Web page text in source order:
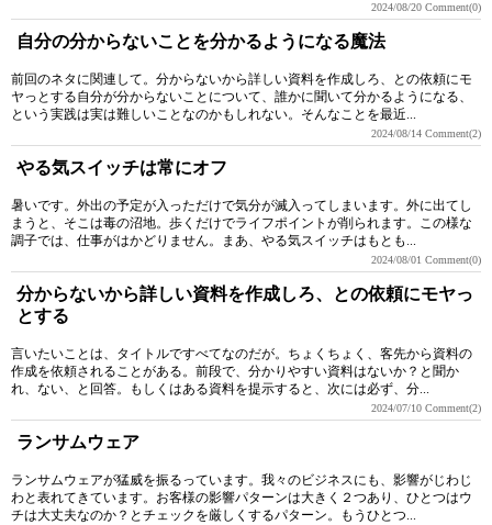
2024/08/20 Comment(0)
自分の分からないことを分かるようになる魔法
前回のネタに関連して。分からないから詳しい資料を作成しろ、との依頼にモ
ヤっとする自分が分からないことについて、誰かに聞いて分かるようになる、
という実践は実は難しいことなのかもしれない。そんなことを最近...
2024/08/14 Comment(2)
やる気スイッチは常にオフ
暑いです。外出の予定が入っただけで気分が滅入ってしまいます。外に出てし
まうと、そこは毒の沼地。歩くだけでライフポイントが削られます。この様な
調子では、仕事がはかどりません。まあ、やる気スイッチはもとも...
2024/08/01 Comment(0)
分からないから詳しい資料を作成しろ、との依頼にモヤっ
とする
言いたいことは、タイトルですべてなのだが。ちょくちょく、客先から資料の
作成を依頼されることがある。前段で、分かりやすい資料はないか？と聞か
れ、ない、と回答。もしくはある資料を提示すると、次には必ず、分...
2024/07/10 Comment(2)
ランサムウェア
ランサムウェアが猛威を振るっています。我々のビジネスにも、影響がじわじ
わと表れてきています。お客様の影響パターンは大きく２つあり、ひとつはウ
チは大丈夫なのか？とチェックを厳しくするパターン。もうひとつ...